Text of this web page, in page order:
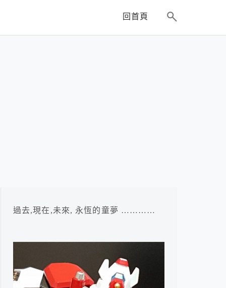
回首頁
過去,現在,未來, 永恆的童夢 …………